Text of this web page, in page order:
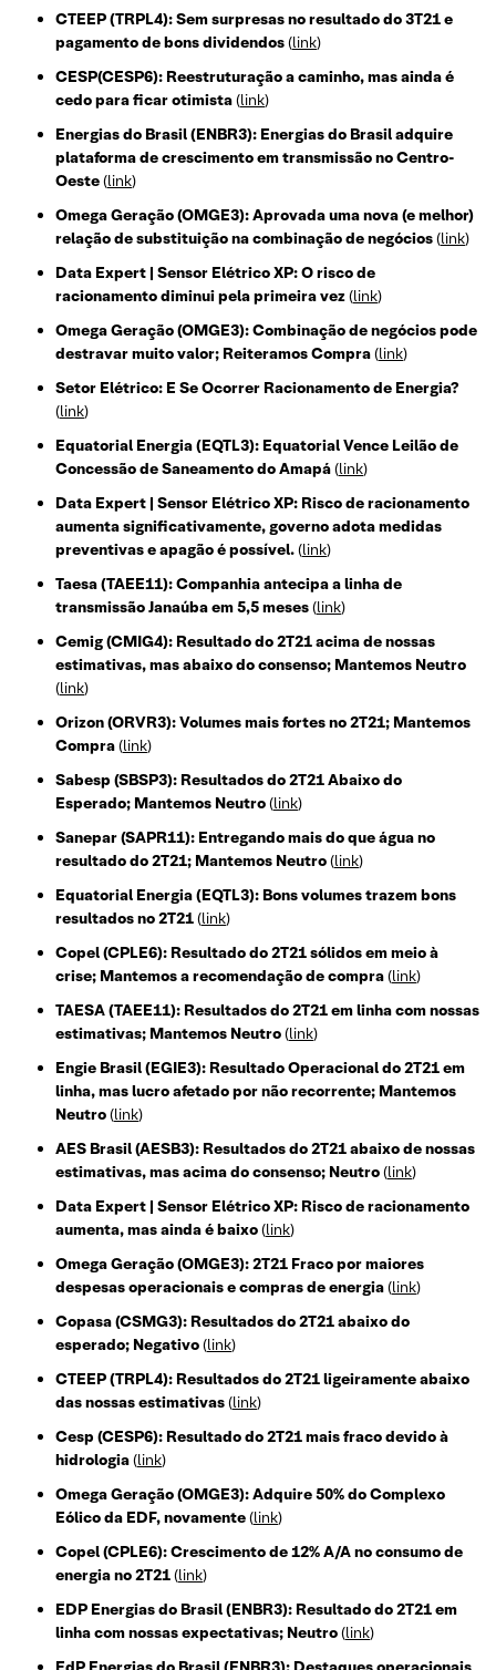
CTEEP (TRPL4): Sem surpresas no resultado do 3T21 e
pagamento de bons dividendos(link)
CESP(CESP6): Reestruturação a caminho, mas ainda é
cedo para ficar otimista(link)
Energias do Brasil (ENBR3): Energias do Brasil adquire
plataforma de crescimento em transmissão no Centro-
Oeste(link)
Omega Geração (OMGE3): Aprovada uma nova (e melhor)
relação de substituição na combinação de negócios(link)
Data Expert | Sensor Elétrico XP: O risco de
racionamento diminui pela primeira vez(link)
Omega Geração (OMGE3): Combinação de negócios pode
destravar muito valor; Reiteramos Compra(link)
Setor Elétrico: E Se Ocorrer Racionamento de Energia?
(link)
Equatorial Energia (EQTL3): Equatorial Vence Leilão de
Concessão de Saneamento do Amapá(link)
Data Expert | Sensor Elétrico XP: Risco de racionamento
aumenta significativamente, governo adota medidas
preventivas e apagão é possível.(link)
Taesa (TAEE11): Companhia antecipa a linha de
transmissão Janaúba em 5,5 meses(link)
Cemig (CMIG4): Resultado do 2T21 acima de nossas
estimativas, mas abaixo do consenso; Mantemos Neutro
(link)
Orizon (ORVR3): Volumes mais fortes no 2T21; Mantemos
Compra(link)
Sabesp (SBSP3): Resultados do 2T21 Abaixo do
Esperado; Mantemos Neutro(link)
Sanepar (SAPR11): Entregando mais do que água no
resultado do 2T21; Mantemos Neutro(link)
Equatorial Energia (EQTL3): Bons volumes trazem bons
resultados no 2T21(link)
Copel (CPLE6): Resultado do 2T21 sólidos em meio à
crise; Mantemos a recomendação de compra(link)
TAESA (TAEE11): Resultados do 2T21 em linha com nossas
estimativas; Mantemos Neutro(link)
Engie Brasil (EGIE3): Resultado Operacional do 2T21 em
linha, mas lucro afetado por não recorrente; Mantemos
Neutro(link)
AES Brasil (AESB3): Resultados do 2T21 abaixo de nossas
estimativas, mas acima do consenso; Neutro(link)
Data Expert | Sensor Elétrico XP: Risco de racionamento
aumenta, mas ainda é baixo(link)
Omega Geração (OMGE3): 2T21 Fraco por maiores
despesas operacionais e compras de energia(link)
Copasa (CSMG3): Resultados do 2T21 abaixo do
esperado; Negativo(link)
CTEEP (TRPL4): Resultados do 2T21 ligeiramente abaixo
das nossas estimativas(link)
Cesp (CESP6): Resultado do 2T21 mais fraco devido à
hidrologia(link)
Omega Geração (OMGE3): Adquire 50% do Complexo
Eólico da EDF, novamente(link)
Copel (CPLE6): Crescimento de 12% A/A no consumo de
energia no 2T21(link)
EDP Energias do Brasil (ENBR3): Resultado do 2T21 em
linha com nossas expectativas; Neutro(link)